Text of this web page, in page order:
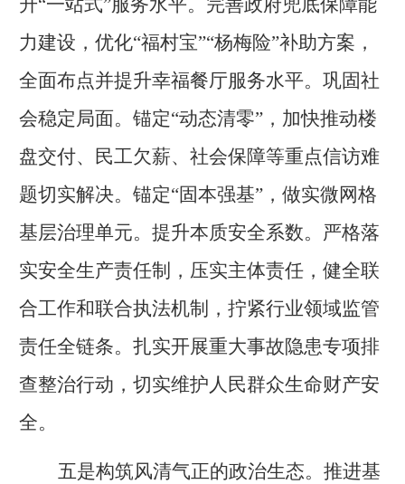
升“一站式”服务水平。完善政府兜底保障能
力建设，优化“福村宝”“杨梅险”补助方案，
全面布点并提升幸福餐厅服务水平。巩固社
会稳定局面。锚定“动态清零”，加快推动楼
盘交付、民工欠薪、社会保障等重点信访难
题切实解决。锚定“固本强基”，做实微网格
基层治理单元。提升本质安全系数。严格落
实安全生产责任制，压实主体责任，健全联
合工作和联合执法机制，拧紧行业领域监管
责任全链条。扎实开展重大事故隐患专项排
查整治行动，切实维护人民群众生命财产安
全。
五是构筑风清气正的政治生态。推进基